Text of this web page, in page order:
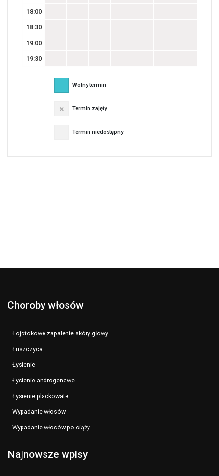
18:00
18:30
19:00
19:30
Wolny termin
Termin zajęty
Termin niedostępny
Choroby włosów
Łojotokowe zapalenie skóry głowy
Łuszczyca
Łysienie
Łysienie androgenowe
Łysienie plackowate
Wypadanie włosów
Wypadanie włosów po ciąży
Najnowsze wpisy